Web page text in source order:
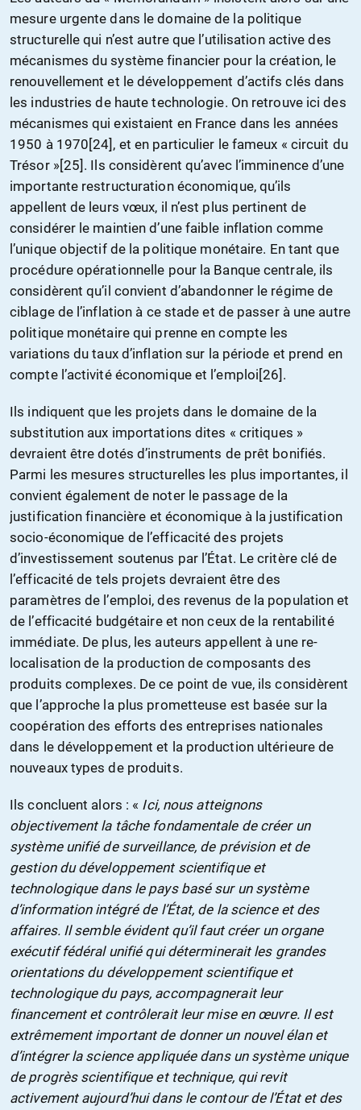
mesure urgente dans le domaine de la politique
structurelle qui n’est autre que l’utilisation active des
mécanismes du système financier pour la création, le
renouvellement et le développement d’actifs clés dans
les industries de haute technologie. On retrouve ici des
mécanismes qui existaient en France dans les années
1950 à 1970[24], et en particulier le fameux « circuit du
Trésor »[25]. Ils considèrent qu’avec l’imminence d’une
importante restructuration économique, qu’ils
appellent de leurs vœux, il n’est plus pertinent de
considérer le maintien d’une faible inflation comme
l’unique objectif de la politique monétaire. En tant que
procédure opérationnelle pour la Banque centrale, ils
considèrent qu’il convient d’abandonner le régime de
ciblage de l’inflation à ce stade et de passer à une autre
politique monétaire qui prenne en compte les
variations du taux d’inflation sur la période et prend en
compte l’activité économique et l’emploi[26].
Ils indiquent que les projets dans le domaine de la
substitution aux importations dites « critiques »
devraient être dotés d’instruments de prêt bonifiés.
Parmi les mesures structurelles les plus importantes, il
convient également de noter le passage de la
justification financière et économique à la justification
socio-économique de l’efficacité des projets
d’investissement soutenus par l’État. Le critère clé de
l’efficacité de tels projets devraient être des
paramètres de l’emploi, des revenus de la population et
de l’efficacité budgétaire et non ceux de la rentabilité
immédiate. De plus, les auteurs appellent à une re-
localisation de la production de composants des
produits complexes. De ce point de vue, ils considèrent
que l’approche la plus prometteuse est basée sur la
coopération des efforts des entreprises nationales
dans le développement et la production ultérieure de
nouveaux types de produits.
Ils concluent alors : « Ici, nous atteignons
objectivement la tâche fondamentale de créer un
système unifié de surveillance, de prévision et de
gestion du développement scientifique et
technologique dans le pays basé sur un système
d’information intégré de l’État, de la science et des
affaires. Il semble évident qu’il faut créer un organe
exécutif fédéral unifié qui déterminerait les grandes
orientations du développement scientifique et
technologique du pays, accompagnerait leur
financement et contrôlerait leur mise en œuvre. Il est
extrêmement important de donner un nouvel élan et
d’intégrer la science appliquée dans un système unique
de progrès scientifique et technique, qui revit
activement aujourd’hui dans le contour de l’État et des